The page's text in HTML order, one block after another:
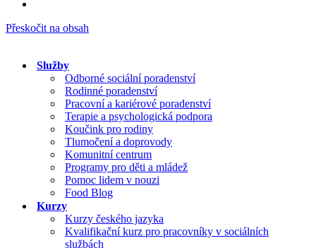
Přeskočit na obsah
Služby
Odborné sociální poradenství
Rodinné poradenství
Pracovní a kariérové poradenství
Terapie a psychologická podpora
Koučink pro rodiny
Tlumočení a doprovody
Komunitní centrum
Programy pro děti a mládež
Pomoc lidem v nouzi
Food Blog
Kurzy
Kurzy českého jazyka
Kvalifikační kurz pro pracovníky v sociálních
službách